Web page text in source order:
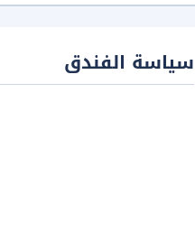
سياسة الفندق